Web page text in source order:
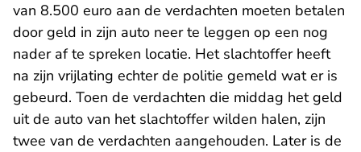
van 8.500 euro aan de verdachten moeten betalen
door geld in zijn auto neer te leggen op een nog
nader af te spreken locatie. Het slachtoffer heeft
na zijn vrijlating echter de politie gemeld wat er is
gebeurd. Toen de verdachten die middag het geld
uit de auto van het slachtoffer wilden halen, zijn
twee van de verdachten aangehouden. Later is de